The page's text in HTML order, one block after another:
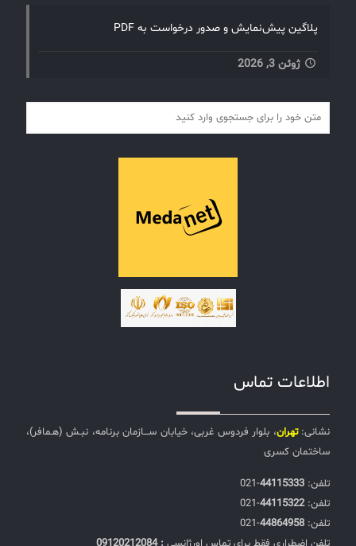
پلاگین پیش‌نمایش و صدور درخواست به PDF
ژوئن 3, 2026
اطلاعات تماس
نشانی:تهران، بلوار فردوس غربی، خیابان ســـازمان برنامه، نبـش (هـمافر)،
ساختمان کسری
تلفن:‌ 44115333
-021
تلفن:‌44115322
-021
تلفن:‌ 44864958
-021